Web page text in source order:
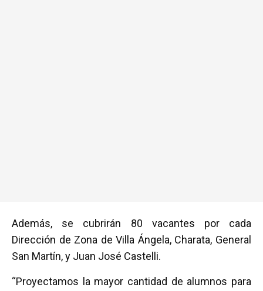
Además, se cubrirán 80 vacantes por cada
Dirección de Zona de Villa Ángela, Charata, General
San Martín, y Juan José Castelli.
“Proyectamos la mayor cantidad de alumnos para